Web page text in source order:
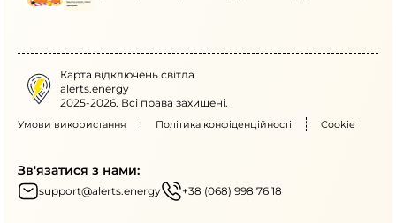
Карта відключень світла
alerts.energy
2025-2026. Всі права захищені.
Умови використання Політика конфіденційності Cookie
Зв'язатися з нами:
support@alerts.energy +38 (068) 998 76 18